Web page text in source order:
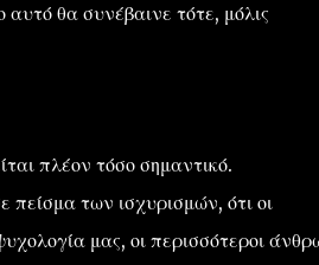
θα συνέβαινε τότε, μόλις
πλέον τόσο σημαντικό.
πείσμα των ισχυρισμών, ότι οι
μας, οι περισσότεροι